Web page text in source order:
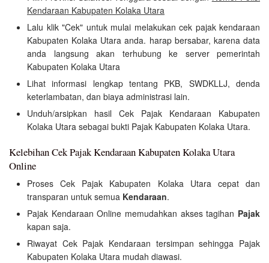
Kendaraan Kabupaten Kolaka Utara
Lalu klik "Cek" untuk mulai melakukan cek pajak kendaraan
Kabupaten Kolaka Utara anda. harap bersabar, karena data
anda langsung akan terhubung ke server pemerintah
Kabupaten Kolaka Utara
Lihat informasi lengkap tentang PKB, SWDKLLJ, denda
keterlambatan, dan biaya administrasi lain.
Unduh/arsipkan hasil Cek Pajak Kendaraan Kabupaten
Kolaka Utara sebagai bukti Pajak Kabupaten Kolaka Utara.
Kelebihan Cek Pajak Kendaraan Kabupaten Kolaka Utara
Online
Proses Cek Pajak Kabupaten Kolaka Utara cepat dan
transparan untuk semua Kendaraan.
Pajak Kendaraan Online memudahkan akses tagihan Pajak
kapan saja.
Riwayat Cek Pajak Kendaraan tersimpan sehingga Pajak
Kabupaten Kolaka Utara mudah diawasi.